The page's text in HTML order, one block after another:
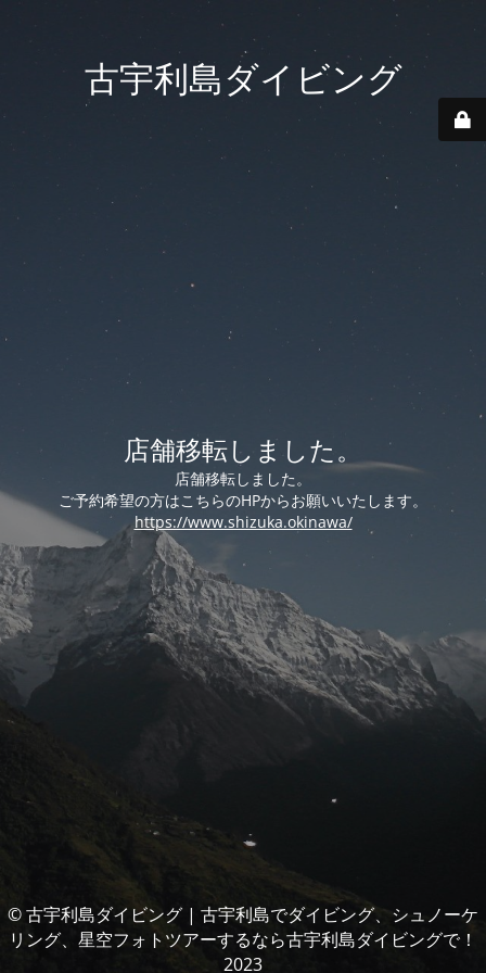
古宇利島ダイビング
店舗移転しました。
店舗移転しました。
ご予約希望の方はこちらのHPからお願いいたします。
https://www.shizuka.okinawa/
© 古宇利島ダイビング | 古宇利島でダイビング、シュノーケ
リング、星空フォトツアーするなら古宇利島ダイビングで！
2023